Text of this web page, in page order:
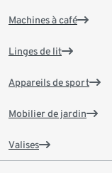
Machines à café
Linges de lit
Appareils de sport
Mobilier de jardin
Valises